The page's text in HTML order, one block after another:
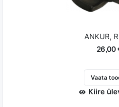
ANKUR,
26,00
Vaata
Kiire